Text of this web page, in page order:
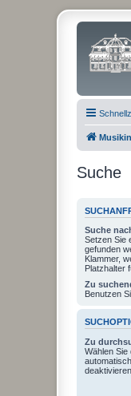
Suche
Suche
Setzen Sie
gefunden
Klammer,
Platzhalter
Zu
Benutzen
Zu
Wählen
deaktivieren.